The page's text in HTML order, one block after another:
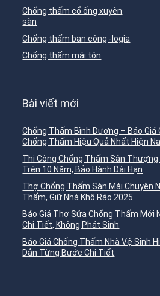
Chống thấm cổ ống xuyên
sàn
Chống thấm ban công -logia
Chống thấm mái tôn
Bài viết mới
Chống Thấm Bình Dương – Báo Giá
Chống Thấm Hiệu Quả Nhất Hiện
Thi Công Chống Thấm Sân Thượng
Trên 10 Năm, Bảo Hành Dài Hạn
Thợ Chống Thấm Sàn Mái Chuyên
Thấm, Giữ Nhà Khô Ráo 2025
Báo Giá Thợ Sửa Chống Thấm Mới
Chi Tiết, Không Phát Sinh
Báo Giá Chống Thấm Nhà Vệ Sinh
Dẫn Từng Bước Chi Tiết